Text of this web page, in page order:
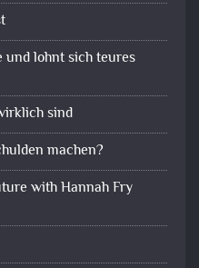
und lohnt sich teures
sind
machen?
with Hannah Fry